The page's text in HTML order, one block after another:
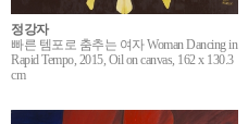
정강자
빠른 템포로 춤추는 여자 Woman Dancing in
Rapid Tempo, 2015, Oil on canvas, 162 x 130.3
cm